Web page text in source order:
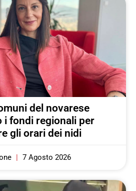
del novarese
i fondi regionali per
gli orari dei nidi
7 Agosto 2026